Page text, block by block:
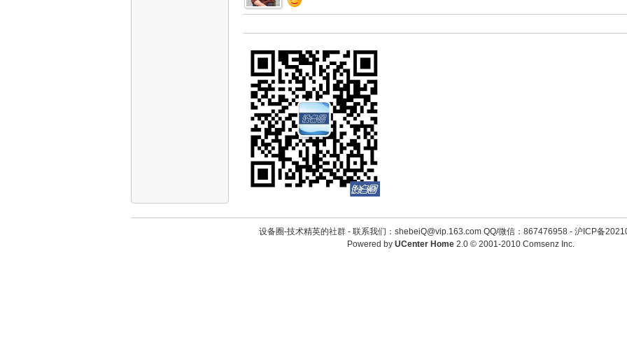
设备圈-技术精英的社群 - 联系我们：shebeiQ@vip.163.com QQ/微信：867476958- 沪ICP备
Powered by UCenter Home 2.0© 2001-2010 Comsenz Inc.